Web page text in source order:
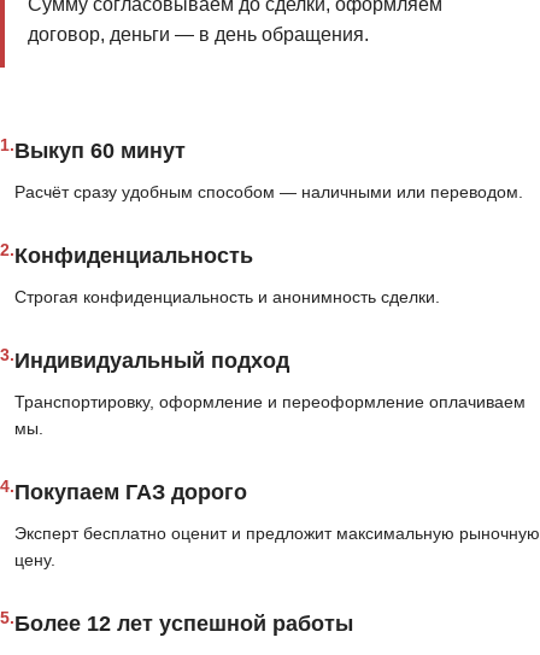
Сумму согласовываем до сделки, оформляем
договор, деньги — в день обращения.
1.Выкуп 60 минут
Расчёт сразу удобным способом — наличными или переводом.
2.Конфиденциальность
Строгая конфиденциальность и анонимность сделки.
3.Индивидуальный подход
Транспортировку, оформление и переоформление оплачиваем
мы.
4.Покупаем ГАЗ дорого
Эксперт бесплатно оценит и предложит максимальную рыночную
цену.
5.Более 12 лет успешной работы